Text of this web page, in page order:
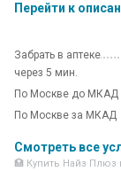
Перейти к
Забрать в аптеке
через 5 мин.
По Москве до МКАД
По Москве за МКАД
Смотреть все
🏥 Купить Найз Плюз